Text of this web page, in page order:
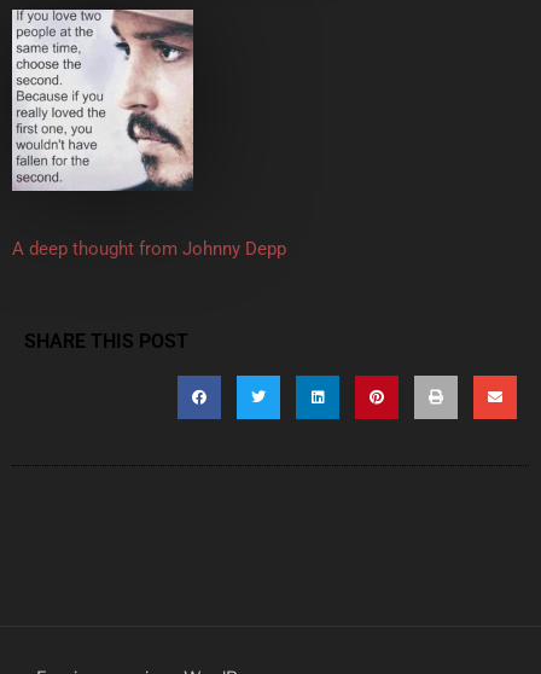
A deep thought from Johnny Depp
SHARE THIS POST